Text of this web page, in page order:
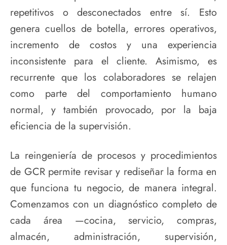
repetitivos o desconectados entre sí. Esto
genera cuellos de botella, errores operativos,
incremento de costos y una experiencia
inconsistente para el cliente. Asimismo, es
recurrente que los colaboradores se relajen
como parte del comportamiento humano
normal, y también provocado, por la baja
eficiencia de la supervisión.
La reingeniería de procesos y procedimientos
de GCR permite revisar y rediseñar la forma en
que funciona tu negocio, de manera integral.
Comenzamos con un diagnóstico completo de
cada área —cocina, servicio, compras,
almacén, administración, supervisión,